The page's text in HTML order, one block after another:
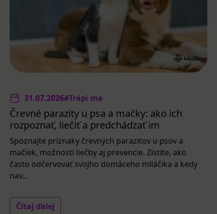
31.07.2026#Trápi ma
Črevné parazity u psa a mačky: ako ich
rozpoznať, liečiť a predchádzať im
Spoznajte príznaky črevných parazitov u psov a
mačiek, možnosti liečby aj prevencie. Zistite, ako
často odčervovať svojho domáceho miláčika a kedy
nav...
Čítaj ďalej